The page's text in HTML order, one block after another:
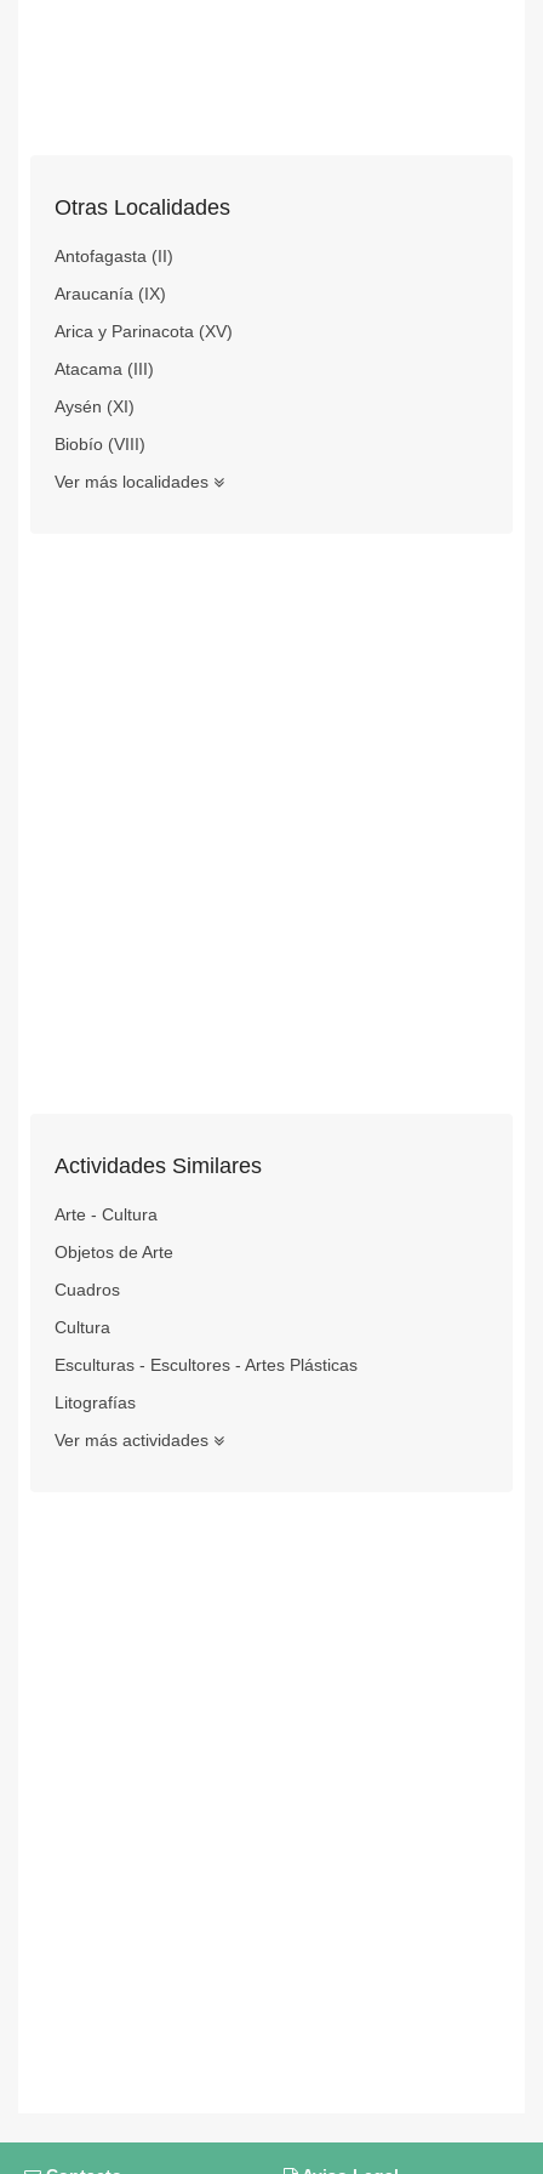
Otras Localidades
Antofagasta (II)
Araucanía (IX)
Arica y Parinacota (XV)
Atacama (III)
Aysén (XI)
Biobío (VIII)
Ver más localidades
Actividades Similares
Arte - Cultura
Objetos de Arte
Cuadros
Cultura
Esculturas - Escultores - Artes Plásticas
Litografías
Ver más actividades